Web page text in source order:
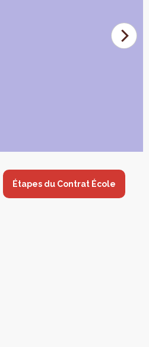
Étapes du Contrat École